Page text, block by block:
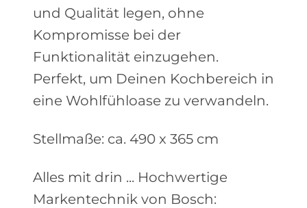
und Qualität legen, ohne
Kompromisse bei der
Funktionalität einzugehen.
Perfekt, um Deinen Kochbereich in
eine Wohlfühloase zu verwandeln.
Stellmaße: ca. 490 x 365 cm
Alles mit drin ... Hochwertige
Markentechnik von Bosch: